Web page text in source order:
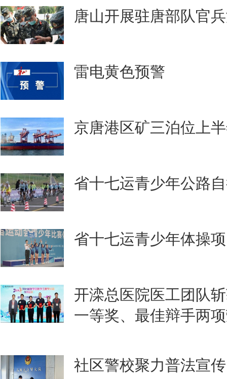
唐山开展驻唐部队官
雷电黄色预警
京唐港区矿三泊位上
省十七运青少年公路
省十七运青少年体操
开滦总医院医工团队
一等奖、最佳辩手两
社区警校聚力普法宣传